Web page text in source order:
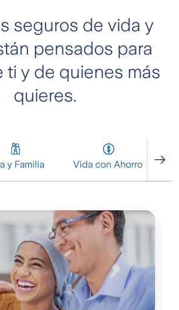
seguros de vida y
pensados para
ti y de quienes más
quieres.
y Familia Vida con Ahorro